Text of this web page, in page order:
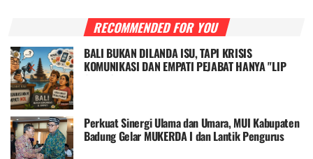
RECOMMENDED FOR YOU
BALI BUKAN DILANDA ISU, TAPI KRISIS
KOMUNIKASI DAN EMPATI PEJABAT HANYA "LIP
SERVICE "
Perkuat Sinergi Ulama dan Umara, MUI Kabupaten
Badung Gelar MUKERDA I dan Lantik Pengurus
MUI Kecamatan se-Badung